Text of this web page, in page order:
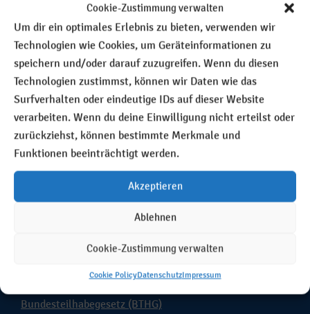
Cookie-Zustimmung verwalten
Um dir ein optimales Erlebnis zu bieten, verwenden wir
Technologien wie Cookies, um Geräteinformationen zu
speichern und/oder darauf zuzugreifen. Wenn du diesen
Technologien zustimmst, können wir Daten wie das
Surfverhalten oder eindeutige IDs auf dieser Website
verarbeiten. Wenn du deine Einwilligung nicht erteilst oder
zurückziehst, können bestimmte Merkmale und
Funktionen beeinträchtigt werden.
Akzeptieren
Ablehnen
Cookie-Zustimmung verwalten
Cookie PolicyDatenschutzImpressum
10. September 2018
Vorlesen
DSCF1175
Bundesteilhabegesetz (BTHG)